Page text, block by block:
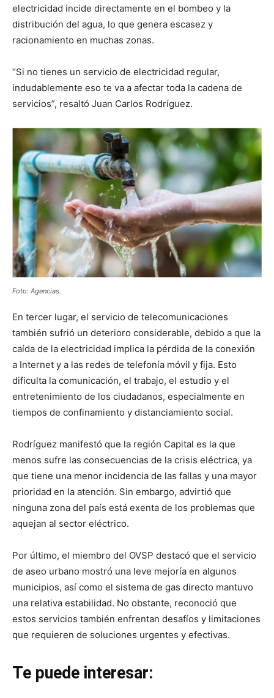
electricidad incide directamente en el bombeo y la
distribución del agua, lo que genera escasez y
racionamiento en muchas zonas.
“Si no tienes un servicio de electricidad regular,
indudablemente eso te va a afectar toda la cadena de
servicios”, resaltó Juan Carlos Rodríguez.
Foto: Agencias.
En tercer lugar, el servicio de telecomunicaciones
también sufrió un deterioro considerable, debido a que la
caída de la electricidad implica la pérdida de la conexión
a Internet y a las redes de telefonía móvil y fija. Esto
dificulta la comunicación, el trabajo, el estudio y el
entretenimiento de los ciudadanos, especialmente en
tiempos de confinamiento y distanciamiento social.
Rodríguez manifestó que la región Capital es la que
menos sufre las consecuencias de la crisis eléctrica, ya
que tiene una menor incidencia de las fallas y una mayor
prioridad en la atención. Sin embargo, advirtió que
ninguna zona del país está exenta de los problemas que
aquejan al sector eléctrico.
Por último, el miembro del OVSP destacó que el servicio
de aseo urbano mostró una leve mejoría en algunos
municipios, así como el sistema de gas directo mantuvo
una relativa estabilidad. No obstante, reconoció que
estos servicios también enfrentan desafíos y limitaciones
que requieren de soluciones urgentes y efectivas.
Te puede interesar: